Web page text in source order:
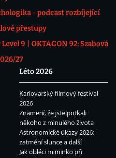
- podcast rozbíjející
přestupy
9
OKTAGON 92: Szabová
27
Léto 2026
Karlovarský filmový festival
2026
Znamení, že jste potkali
někoho z minulého života
Astronomické úkazy 2026:
zatmění slunce a další
Jak obléci miminko při